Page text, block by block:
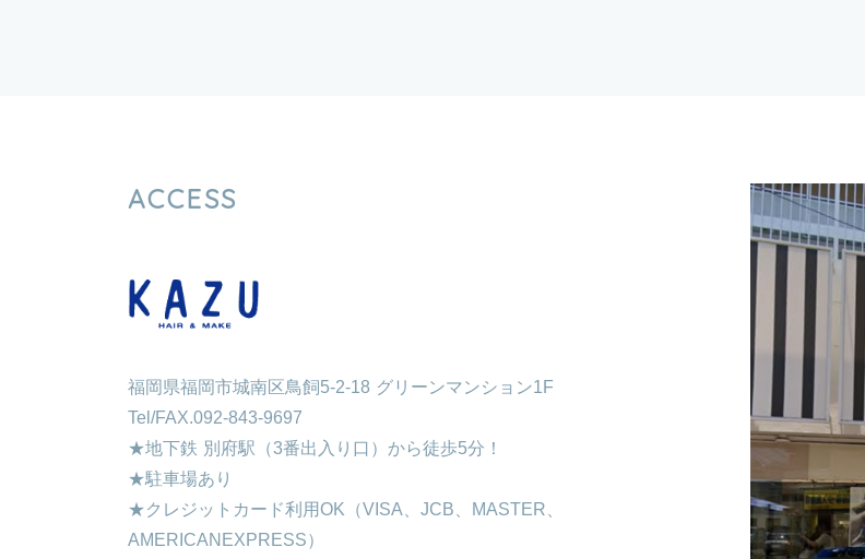
ACCESS
福岡県福岡市城南区鳥飼5-2-18 グリーンマンション1F
Tel/FAX.092-843-9697
★地下鉄 別府駅（3番出入り口）から徒歩5分！
★駐車場あり
★クレジットカード利用OK（VISA、JCB、MASTER、
AMERICANEXPRESS）